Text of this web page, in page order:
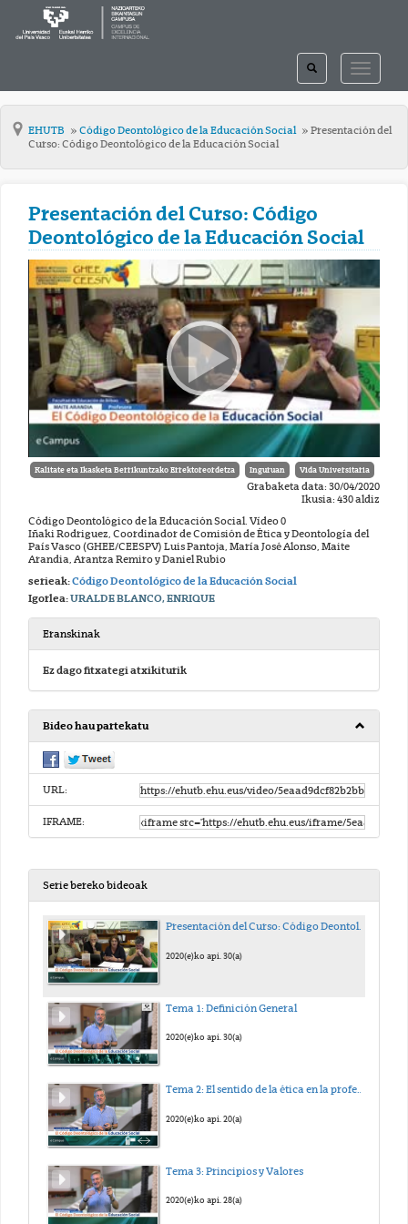
TOGGLE
TOGGLE
SEARCH
EHUTB Código Deontológico de la Educación Social
Presentación del
Curso: Código Deontológico de la Educación Social
Presentación del Curso: Código
Deontológico de la Educación Social
Kalitate eta Ikasketa Berrikuntzako Errektoreordetza Inguruan Vida Universitaria
Grabaketa data: 30/04/2020
Ikusia: 430 aldiz
Código Deontológico de la Educación Social. Vídeo 0
Iñaki Rodriguez, Coordinador de Comisión de Ética y Deontología del
País Vasco (GHEE/CEESPV) Luis Pantoja, María José Alonso, Maite
Arandia, Arantza Remiro y Daniel Rubio
serieak:Código Deontológico de la Educación Social
Igorlea:URALDE BLANCO, ENRIQUE
Eranskinak
Ez dago fitxategi atxikiturik
Bideo hau partekatu
URL:
IFRAME:
Serie bereko bideoak
Presentación del Curso: Código Deontológico de la Educación Social
2020(e)ko api. 30(a)
Tema 1: Definición General
2020(e)ko api. 30(a)
Tema 2: El sentido de la ética en la profesión de Educación Social.
2020(e)ko api. 20(a)
Tema 3: Principios y Valores
2020(e)ko api. 28(a)